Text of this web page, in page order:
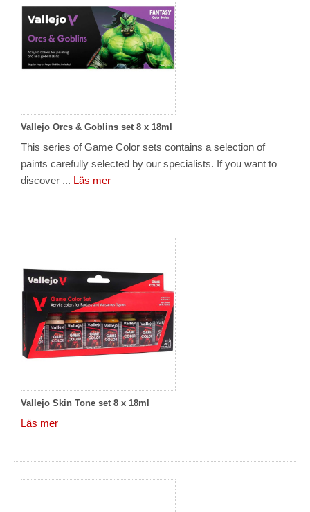
Vallejo Orcs & Goblins set 8 x 18ml
This series of Game Color sets contains a selection of
paints carefully selected by our specialists. If you want to
discover ... Läs mer
Vallejo Skin Tone set 8 x 18ml
Läs mer